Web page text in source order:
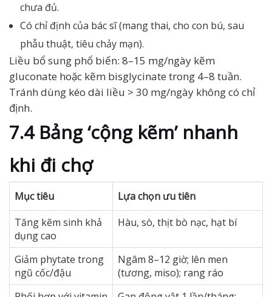
chưa đủ.
Có chỉ định của bác sĩ (mang thai, cho con bú, sau
phẫu thuật, tiêu chảy mạn).
Liều bổ sung phổ biến: 8–15 mg/ngày kẽm
gluconate hoặc kẽm bisglycinate trong 4–8 tuần.
Tránh dùng kéo dài liều > 30 mg/ngày không có chỉ
định.
7.4 Bảng ‘cộng kẽm’ nhanh
khi đi chợ
Mục tiêu
Lựa chọn ưu tiên
Tăng kẽm sinh khả
dụng cao
Hàu, sò, thịt bò nạc, hạt bí
Giảm phytate trong
ngũ cốc/đậu
Ngâm 8–12 giờ; lên men
(tương, miso); rang ráo